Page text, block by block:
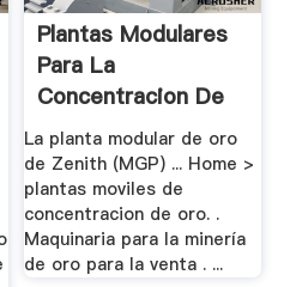
Plantas Modulares
Para La
Concentracion De
Oro ...
La planta modular de oro
de Zenith (MGP) ... Home >
plantas moviles de
concentracion de oro. .
Maquinaria para la minería
de oro para la venta . ...